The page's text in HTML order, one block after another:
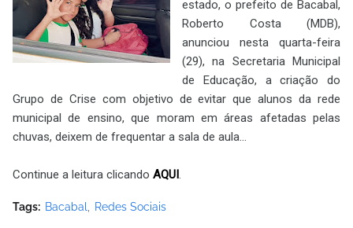
estado, o prefeito de Bacabal,
Roberto Costa (MDB),
anunciou nesta quarta-feira
(29), na Secretaria Municipal
de Educação, a criação do
Grupo de Crise com objetivo de evitar que alunos da rede
municipal de ensino, que moram em áreas afetadas pelas
chuvas, deixem de frequentar a sala de aula...
Continue a leitura clicando AQUI.
Tags: Bacabal Redes Sociais